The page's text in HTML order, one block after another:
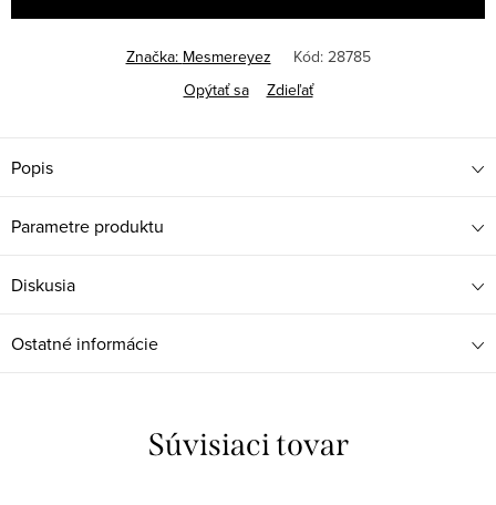
Značka: Mesmereyez Kód: 28785
Opýtať sa
Zdieľať
Popis
Parametre produktu
Diskusia
Ostatné informácie
Súvisiaci tovar